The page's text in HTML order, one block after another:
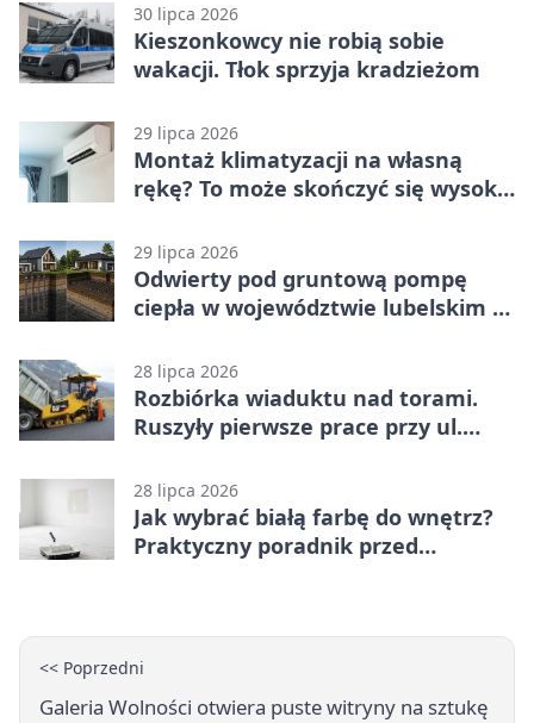
30 lipca 2026
Kieszonkowcy nie robią sobie
wakacji. Tłok sprzyja kradzieżom
29 lipca 2026
Montaż klimatyzacji na własną
rękę? To może skończyć się wysoką
29 lipca 2026
Odwierty pod gruntową pompę
ciepła w województwie lubelskim -
28 lipca 2026
Rozbiórka wiaduktu nad torami.
Ruszyły pierwsze prace przy ul.
28 lipca 2026
Jak wybrać białą farbę do wnętrz?
Praktyczny poradnik przed
<< Poprzedni
Galeria Wolności otwiera puste witryny na sztukę